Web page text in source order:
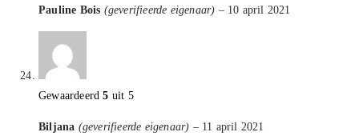
Pauline Bois (geverifieerde eigenaar) – 10 april 2021
Gewaardeerd5 uit 5
Biljana (geverifieerde eigenaar) – 11 april 2021